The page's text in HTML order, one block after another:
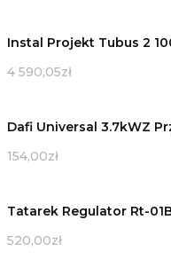
Instal Projekt Tubus 2
4 590,05zł
Dafi Universal 3.7kWZ
154,00zł
Tatarek Regulator Rt-
520,00zł